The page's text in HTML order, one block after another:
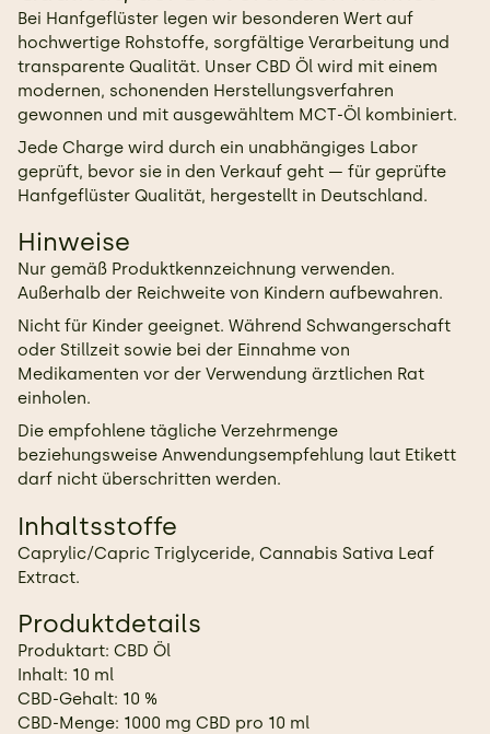
Bei Hanfgeflüster legen wir besonderen Wert auf
hochwertige Rohstoffe, sorgfältige Verarbeitung und
transparente Qualität. Unser CBD Öl wird mit einem
modernen, schonenden Herstellungsverfahren
gewonnen und mit ausgewähltem MCT-Öl kombiniert.
Jede Charge wird durch ein unabhängiges Labor
geprüft, bevor sie in den Verkauf geht — für geprüfte
Hanfgeflüster Qualität, hergestellt in Deutschland.
Hinweise
Nur gemäß Produktkennzeichnung verwenden.
Außerhalb der Reichweite von Kindern aufbewahren.
Nicht für Kinder geeignet. Während Schwangerschaft
oder Stillzeit sowie bei der Einnahme von
Medikamenten vor der Verwendung ärztlichen Rat
einholen.
Die empfohlene tägliche Verzehrmenge
beziehungsweise Anwendungsempfehlung laut Etikett
darf nicht überschritten werden.
Inhaltsstoffe
Caprylic/Capric Triglyceride, Cannabis Sativa Leaf
Extract.
Produktdetails
Produktart: CBD Öl
Inhalt: 10 ml
CBD-Gehalt: 10 %
CBD-Menge: 1000 mg CBD pro 10 ml